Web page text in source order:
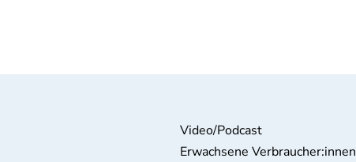
Video/Podcast
Erwachsene Verbraucher:innen